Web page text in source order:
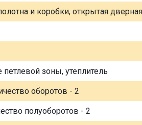
и коробки, открытая
зоны, утеплитель
оборотов - 2
полуоборотов - 2